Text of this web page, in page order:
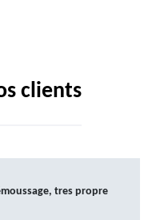
clients
tres propre